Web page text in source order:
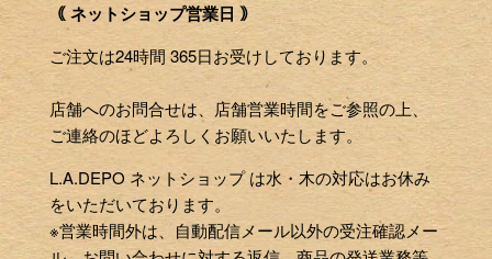
｟ ネットショップ営業日 ｠
ご注文は24時間 365日お受けしております。
店舗へのお問合せは、店舗営業時間をご参照の上、
ご連絡のほどよろしくお願いいたします。
L.A.DEPO ネットショップ は水・木の対応はお休み
をいただいております。
※営業時間外は、自動配信メール以外の受注確認メー